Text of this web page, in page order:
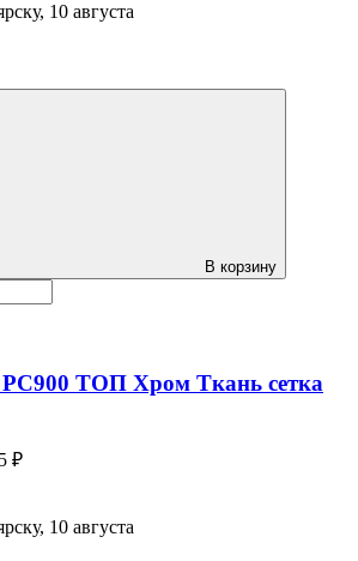
10 августа
В корзину
ТОП Хром Ткань сетка
₽
10 августа